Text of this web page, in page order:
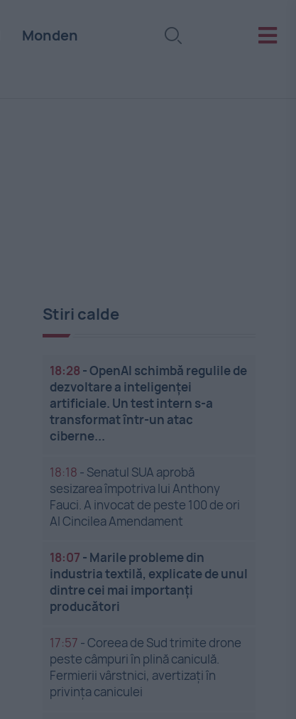
Monden
Stiri calde
18:28 -OpenAI schimbă regulile de
dezvoltare a inteligenței
artificiale. Un test intern s-a
transformat într-un atac
ciberne...
18:18 - Senatul SUA aprobă
sesizarea împotriva lui Anthony
Fauci. A invocat de peste 100 de ori
Al Cincilea Amendament
18:07 - Marile probleme din
industria textilă, explicate de unul
dintre cei mai importanți
producători
17:57 -Coreea de Sud trimite drone
peste câmpuri în plină caniculă.
Fermierii vârstnici, avertizați în
privința caniculei